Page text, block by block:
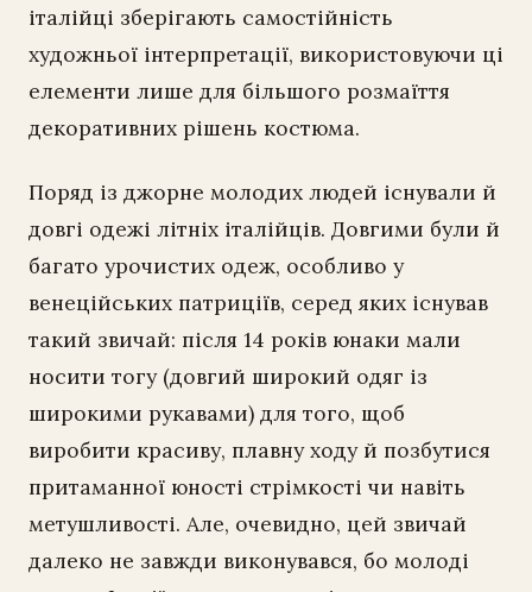
італійці зберігають самостійність
художньої інтерпретації, використовуючи ці
елементи лише для більшого розмаїття
декоративних рішень костюма.
Поряд із джорне молодих людей існували й
довгі одежі літніх італійців. Довгими були й
багато урочистих одеж, особливо у
венеційських патриціїв, серед яких існував
такий звичай: після 14 років юнаки мали
носити тогу (довгий широкий одяг із
широкими рукавами) для того, щоб
виробити красиву, плавну ходу й позбутися
притаманної юності стрімкості чи навіть
метушливості. Але, очевидно, цей звичай
далеко не завжди виконувався, бо молоді